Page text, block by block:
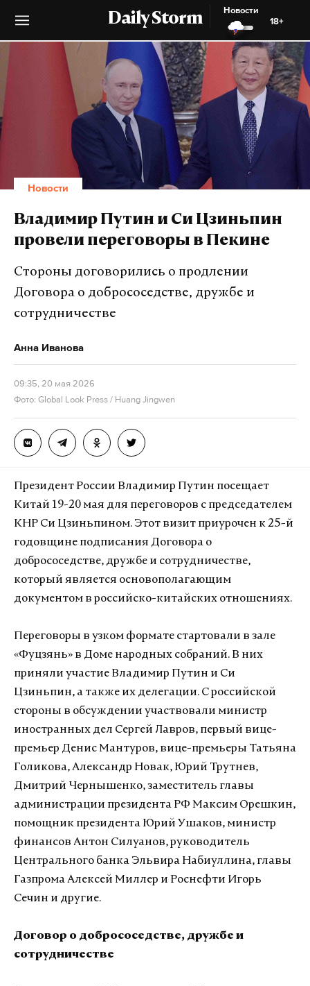
Daily Storm
Новости
18+
Новости
Владимир Путин и Си Цзиньпин
провели переговоры в Пекине
Стороны договорились о продлении
Договора о добрососедстве, дружбе и
сотрудничестве
Анна Иванова
09:35, 20 мая 2026
Фото: Global Look Press / Huang Jingwen
Президент России Владимир Путин посещает
Китай 19-20 мая для переговоров с председателем
КНР Си Цзиньпином. Этот визит приурочен к 25-й
годовщине подписания Договора о
добрососедстве, дружбе и сотрудничестве,
который является основополагающим
документом в российско-китайских отношениях.
Переговоры в узком формате стартовали в зале
«Фуцзянь» в Доме народных собраний. В них
приняли участие Владимир Путин и Си
Цзиньпин, а также их делегации. С российской
стороны в обсуждении участвовали министр
иностранных дел Сергей Лавров, первый вице-
премьер Денис Мантуров, вице-премьеры Татьяна
Голикова, Александр Новак, Юрий Трутнев,
Дмитрий Чернышенко, заместитель главы
администрации президента РФ Максим Орешкин,
помощник президента Юрий Ушаков, министр
финансов Антон Силуанов, руководитель
Центрального банка Эльвира Набиуллина, главы
Газпрома Алексей Миллер и Роснефти Игорь
Сечин и другие.
Договор о добрососедстве, дружбе и
сотрудничестве